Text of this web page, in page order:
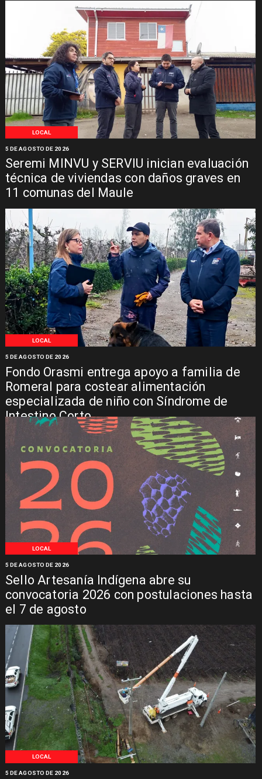
LOCAL
Seremi MINVU y SERVIU inician evaluación
técnica de viviendas con daños graves en
11 comunas del Maule
5 DE AGOSTO DE 2026
LOCAL
Fondo Orasmi entrega apoyo a familia de
Romeral para costear alimentación
especializada de niño con Síndrome de
Intestino Corto
5 DE AGOSTO DE 2026
LOCAL
Sello Artesanía Indígena abre su
convocatoria 2026 con postulaciones hasta
el 7 de agosto
5 DE AGOSTO DE 2026
LOCAL
5 DE AGOSTO DE 2026